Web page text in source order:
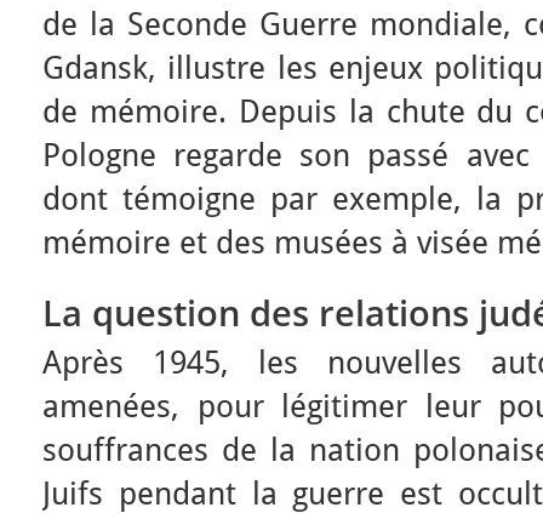
de la Seconde Guerre mondiale,
Gdansk, illustre les enjeux
de mémoire. Depuis la chute du
Pologne regarde son passé
dont témoigne par exemple, la
mémoire et des musées à visée
La question des relations
Après 1945, les nouvelles
amenées, pour légitimer leur
souffrances de la nation
Juifs pendant la guerre est